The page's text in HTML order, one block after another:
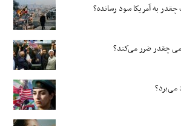
به آمریکا سود رسانده؟
چقدر ضرر می‌کند؟
می‌برد؟